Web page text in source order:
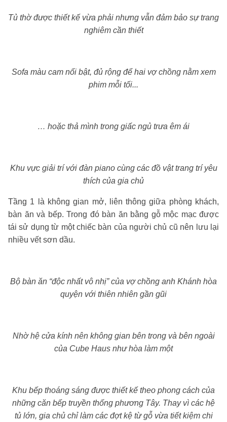
Tủ thờ được thiết kế vừa phải nhưng vẫn đảm bảo sự trang
nghiêm cần thiết
Sofa màu cam nổi bật, đủ rộng để hai vợ chồng nằm xem
phim mỗi tối...
… hoặc thả mình trong giấc ngủ trưa êm ái
Khu vực giải trí với đàn piano cùng các đồ vật trang trí yêu
thích của gia chủ
Tầng 1 là không gian mở, liên thông giữa phòng khách,
bàn ăn và bếp. Trong đó bàn ăn bằng gỗ mộc mạc được
tái sử dụng từ một chiếc bàn của người chủ cũ nên lưu lại
nhiều vết sơn dầu.
Bộ bàn ăn “độc nhất vô nhị” của vợ chồng anh Khánh hòa
quyện với thiên nhiên gần gũi
Nhờ hệ cửa kính nên không gian bên trong và bên ngoài
của Cube Haus như hòa làm một
Khu bếp thoáng sáng được thiết kế theo phong cách của
những căn bếp truyền thống phương Tây. Thay vì các hệ
tủ lớn, gia chủ chỉ làm các đợt kệ từ gỗ vừa tiết kiệm chi